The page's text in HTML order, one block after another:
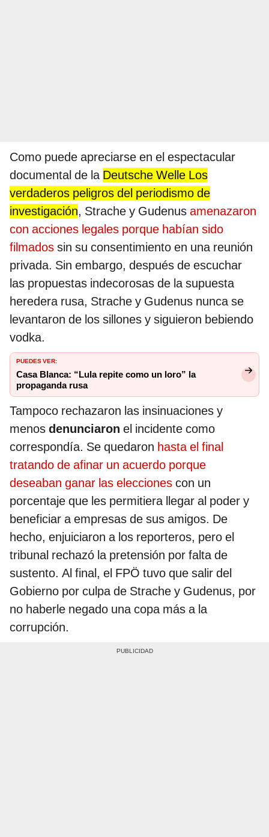
Como puede apreciarse en el espectacular
documental de la Deutsche Welle Los
verdaderos peligros del periodismo de
investigación, Strache y Gudenus amenazaron
con acciones legales porque habían sido
filmados sin su consentimiento en una reunión
privada. Sin embargo, después de escuchar
las propuestas indecorosas de la supuesta
heredera rusa, Strache y Gudenus nunca se
levantaron de los sillones y siguieron bebiendo
vodka.
PUEDES VER:
Casa Blanca: “Lula repite como un loro” la
propaganda rusa
Tampoco rechazaron las insinuaciones y
menos denunciaron el incidente como
correspondía. Se quedaron hasta el final
tratando de afinar un acuerdo porque
deseaban ganar las elecciones con un
porcentaje que les permitiera llegar al poder y
beneficiar a empresas de sus amigos. De
hecho, enjuiciaron a los reporteros, pero el
tribunal rechazó la pretensión por falta de
sustento. Al final, el FPÖ tuvo que salir del
Gobierno por culpa de Strache y Gudenus, por
no haberle negado una copa más a la
corrupción.